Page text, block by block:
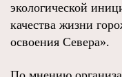
экологической
качества жизни
освоения Севера».